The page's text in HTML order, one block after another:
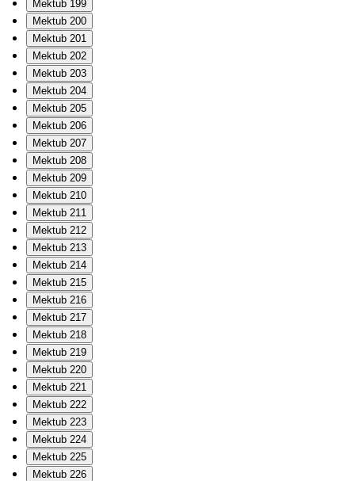
Mektub 199
Mektub 200
Mektub 201
Mektub 202
Mektub 203
Mektub 204
Mektub 205
Mektub 206
Mektub 207
Mektub 208
Mektub 209
Mektub 210
Mektub 211
Mektub 212
Mektub 213
Mektub 214
Mektub 215
Mektub 216
Mektub 217
Mektub 218
Mektub 219
Mektub 220
Mektub 221
Mektub 222
Mektub 223
Mektub 224
Mektub 225
Mektub 226